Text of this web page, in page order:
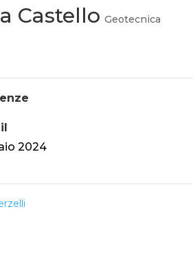
Castello Geotecnica
2024